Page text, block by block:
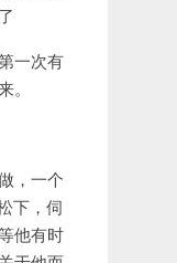
一次有
，一个
下，伺
他有时